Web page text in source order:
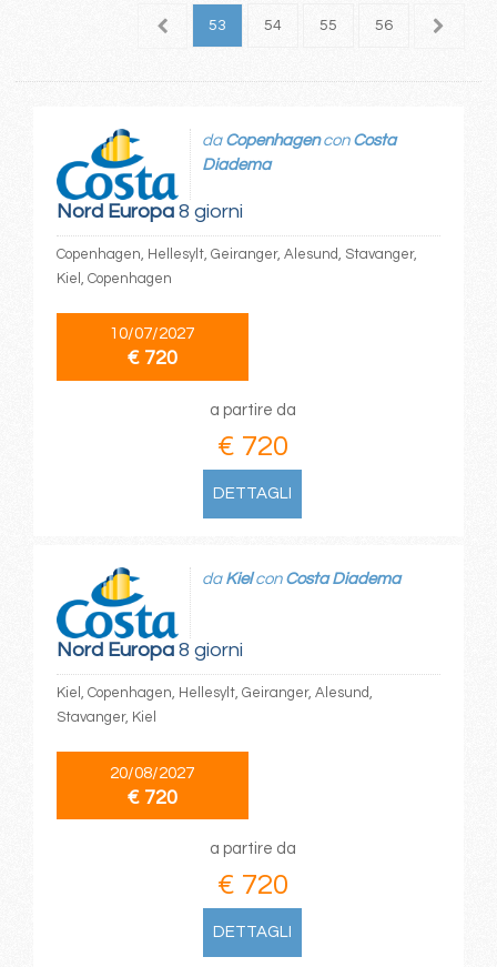
52 53 54 55 56 57
Nord Europa8 giorni
da Copenhagencon Costa
Diadema
Copenhagen, Hellesylt, Geiranger, Alesund, Stavanger,
Kiel, Copenhagen
10/07/2027
€ 720
a partire da
€ 720
DETTAGLI
Nord Europa8 giorni
da Kielcon Costa Diadema
Kiel, Copenhagen, Hellesylt, Geiranger, Alesund,
Stavanger, Kiel
20/08/2027
€ 720
a partire da
€ 720
DETTAGLI